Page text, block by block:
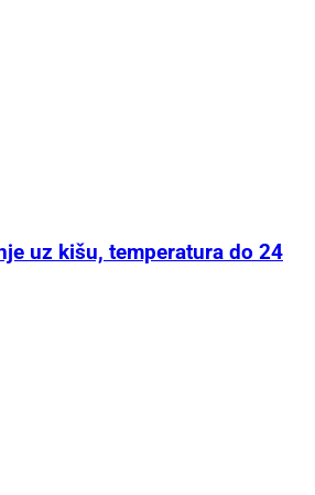
uz kišu, temperatura do 24